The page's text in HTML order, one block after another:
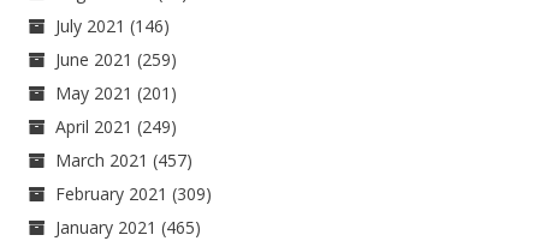
July 2021 (146)
June 2021 (259)
May 2021 (201)
April 2021 (249)
March 2021 (457)
February 2021 (309)
January 2021 (465)